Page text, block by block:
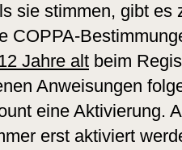
sie stimmen, gibt es
COPPA-
Jahre alt beim
Anweisungen
eine Aktivierung.
erst aktiviert